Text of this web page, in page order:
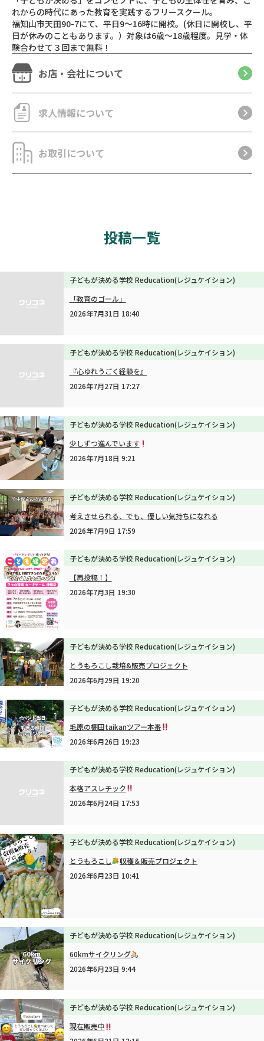
れからの時代にあった教育を実践するフリースクール。
福知山市天田90-7にて、平日9～16時に開校。(休日に開校し、平
日が休みのこともあります。）対象は6歳～18歳程度。見学・体
験合わせて３回まで無料！
お店・会社について
求人情報について
お取引について
投稿一覧
子どもが決める学校 Reducation(レジュケイション)
「教育のゴール」
2026年7月31日 18:40
子どもが決める学校 Reducation(レジュケイション)
『心ゆれうごく経験を』
2026年7月27日 17:27
子どもが決める学校 Reducation(レジュケイション)
少しずつ進んでいます
2026年7月18日 9:21
子どもが決める学校 Reducation(レジュケイション)
考えさせられる、でも、優しい気持ちになれる
2026年7月9日 17:59
子どもが決める学校 Reducation(レジュケイション)
【再投稿！】
2026年7月3日 19:30
子どもが決める学校 Reducation(レジュケイション)
とうもろこし栽培&販売プロジェクト
2026年6月29日 19:20
子どもが決める学校 Reducation(レジュケイション)
毛原の棚田taikanツアー本番
2026年6月26日 19:23
子どもが決める学校 Reducation(レジュケイション)
本格アスレチック
2026年6月24日 17:53
子どもが決める学校 Reducation(レジュケイション)
とうもろこし
収穫＆販売プロジェクト
2026年6月23日 10:41
子どもが決める学校 Reducation(レジュケイション)
60kmサイクリング
2026年6月23日 9:44
子どもが決める学校 Reducation(レジュケイション)
現在販売中